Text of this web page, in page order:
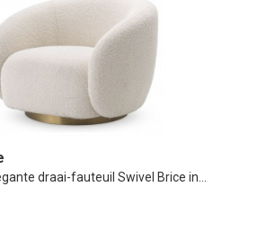
draai-fauteuil Swivel Brice in…